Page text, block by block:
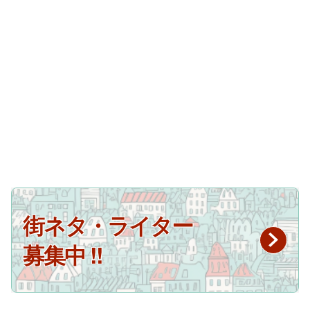
街ネタ・ライター
募集中 !!